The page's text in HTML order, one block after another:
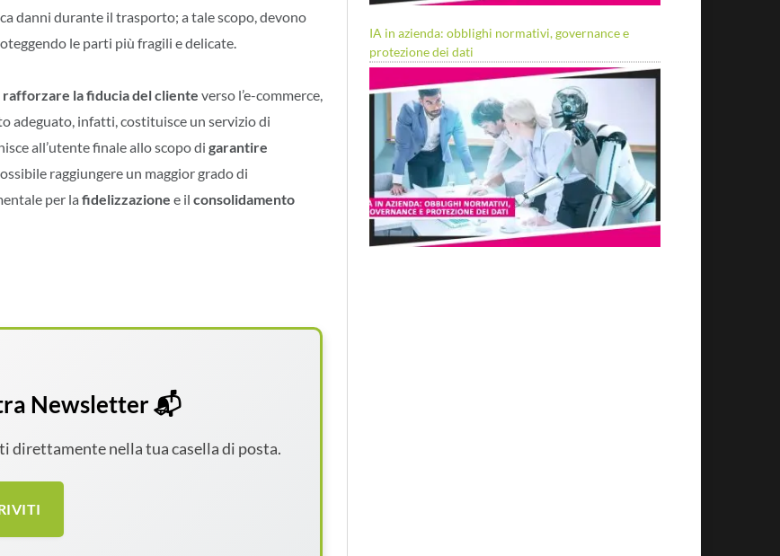
danni durante il trasporto; a tale scopo, devono
le parti più fragili e delicate.
rafforzare la fiducia del cliente verso l’e-commerce,
adeguato, infatti, costituisce un servizio di
all’utente finale allo scopo di garantire
raggiungere un maggior grado di
per la fidelizzazione e il consolidamento
Newsletter 📬
direttamente nella tua casella di posta.
IA in azienda: obblighi normativi, governance e
protezione dei dati